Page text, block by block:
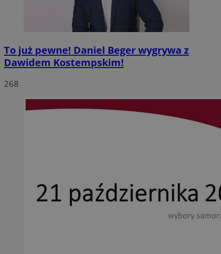
To już pewne! Daniel Beger wygrywa z
Dawidem Kostempskim!
268